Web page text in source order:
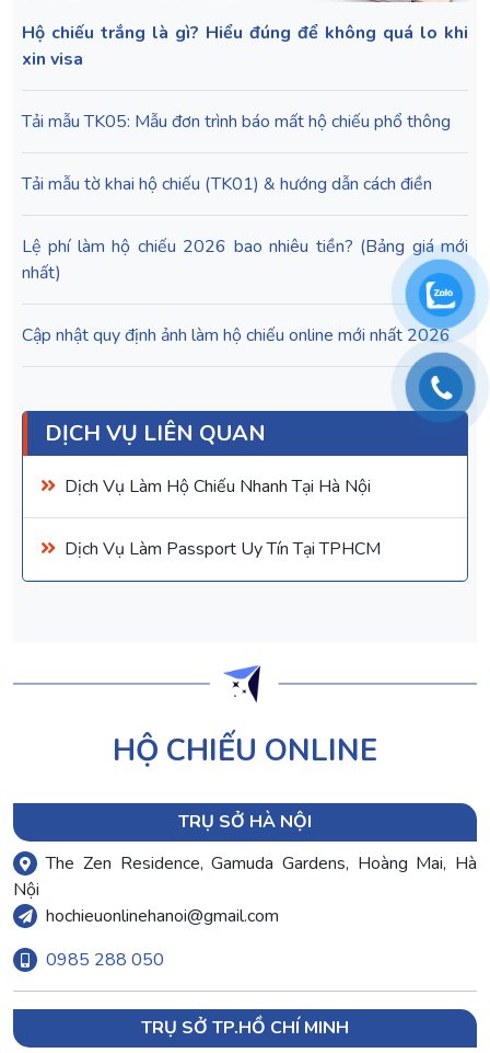
Hộ chiếu trắng là gì? Hiểu đúng để không quá lo khi
xin visa
Tải mẫu TK05: Mẫu đơn trình báo mất hộ chiếu phổ thông
Tải mẫu tờ khai hộ chiếu (TK01) & hướng dẫn cách điền
Lệ phí làm hộ chiếu 2026 bao nhiêu tiền? (Bảng giá mới
nhất)
Cập nhật quy định ảnh làm hộ chiếu online mới nhất 2026
DỊCH VỤ LIÊN QUAN
Dịch Vụ Làm Hộ Chiếu Nhanh Tại Hà Nội
Dịch Vụ Làm Passport Uy Tín Tại TPHCM
HỘ CHIẾU ONLINE
TRỤ SỞ HÀ NỘI
The Zen Residence, Gamuda Gardens, Hoàng Mai, Hà
Nội
hochieuonlinehanoi@gmail.com
0985 288 050
TRỤ SỞ TP.HỒ CHÍ MINH